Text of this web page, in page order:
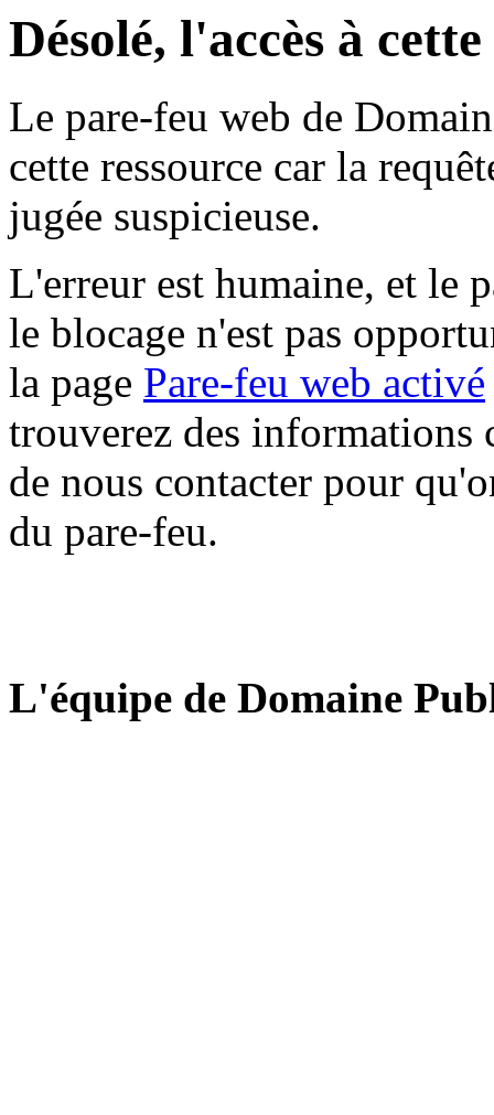
Désolé, l'accès à
Le pare-feu web de
cette ressource car la
jugée suspicieuse.
L'erreur est humaine, et le
le blocage n'est pas
la page Pare-feu web activé
trouverez des informations
de nous contacter pour
du pare-feu.
L'équipe de Domaine